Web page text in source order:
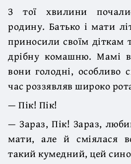
З тої хвилини
родину. Батько і мати
приносили своїм діткам
дрібну комашню. Мамі
вони голодні, особливо
час роззявляв широко
— Пік! Пік!
— Зараз, Пік! Зараз,
мати, але й сміялася
такий кумедний, цей